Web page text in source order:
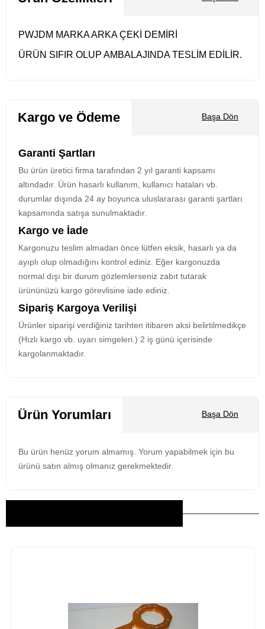
PWJDM MARKA ARKA ÇEKİ DEMİRİ
ÜRÜN SIFIR OLUP AMBALAJINDA TESLİM EDİLİR.
Kargo ve Ödeme Başa Dön
Garanti Şartları
Bu ürün üretici firma tarafından 2 yıl garanti kapsamı
altındadır. Ürün hasarlı kullanım, kullanıcı hataları vb.
durumlar dışında 24 ay boyunca uluslararası garanti şartları
kapsamında satışa sunulmaktadır.
Kargo ve İade
Kargonuzu teslim almadan önce lütfen eksik, hasarlı ya da
ayıplı olup olmadığını kontrol ediniz. Eğer kargonuzda
normal dışı bir durum gözlemlerseniz zabıt tutarak
ürününüzü kargo görevlisine iade ediniz.
Sipariş Kargoya Verilişi
Ürünler siparişi verdiğiniz tarihten itibaren aksi belirtilmedikçe
(Hızlı kargo vb. uyarı simgeleri.) 2 iş günü içerisinde
kargolanmaktadır.
Ürün Yorumları Başa Dön
Bu ürün henüz yorum almamış. Yorum yapabilmek için bu
ürünü satın almış olmanız gerekmektedir.